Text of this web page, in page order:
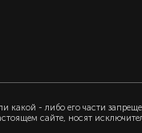
- либо его части
сайте, носят